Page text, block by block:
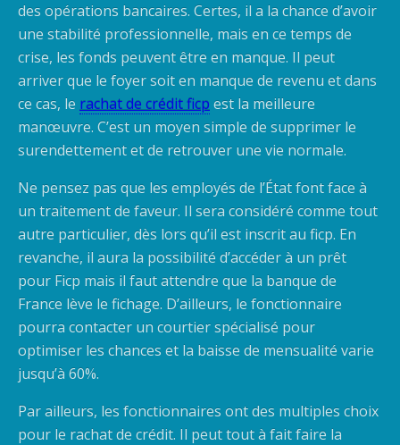
des opérations bancaires. Certes, il a la chance d’avoir
une stabilité professionnelle, mais en ce temps de
crise, les fonds peuvent être en manque. Il peut
arriver que le foyer soit en manque de revenu et dans
ce cas, le rachat de crédit ficp est la meilleure
manœuvre. C’est un moyen simple de supprimer le
surendettement et de retrouver une vie normale.
Ne pensez pas que les employés de l’État font face à
un traitement de faveur. Il sera considéré comme tout
autre particulier, dès lors qu’il est inscrit au ficp. En
revanche, il aura la possibilité d’accéder à un prêt
pour Ficp mais il faut attendre que la banque de
France lève le fichage. D’ailleurs, le fonctionnaire
pourra contacter un courtier spécialisé pour
optimiser les chances et la baisse de mensualité varie
jusqu’à 60%.
Par ailleurs, les fonctionnaires ont des multiples choix
pour le rachat de crédit. Il peut tout à fait faire la